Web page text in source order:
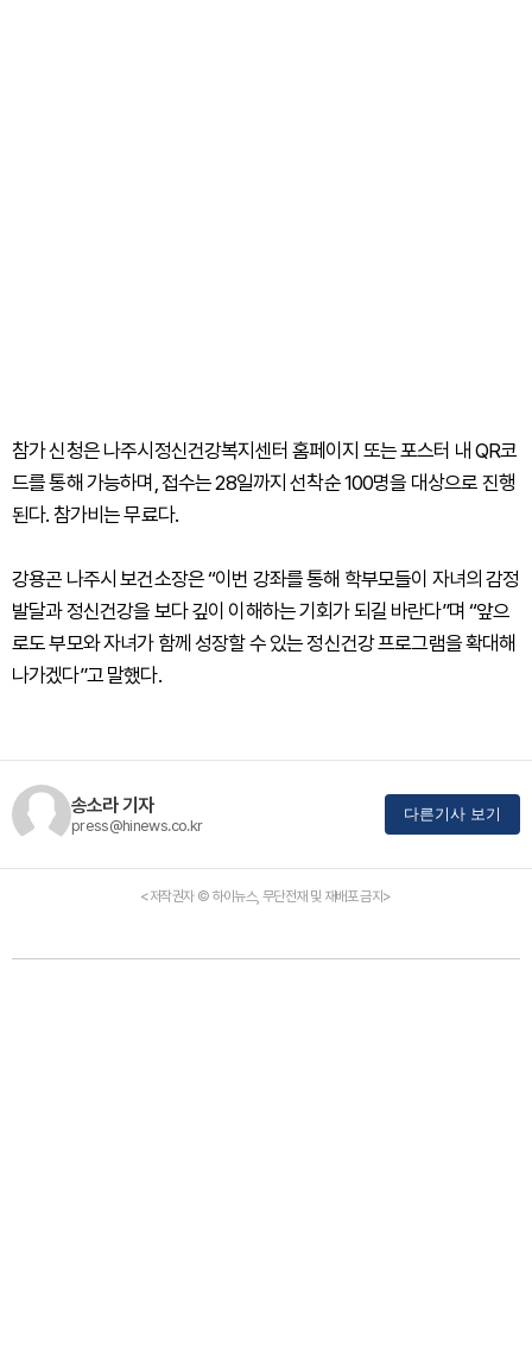
참가 신청은 나주시정신건강복지센터 홈페이지 또는 포스터 내 QR코
드를 통해 가능하며, 접수는 28일까지 선착순 100명을 대상으로 진행
된다. 참가비는 무료다.
강용곤 나주시 보건소장은 “이번 강좌를 통해 학부모들이 자녀의 감정
발달과 정신건강을 보다 깊이 이해하는 기회가 되길 바란다”며 “앞으
로도 부모와 자녀가 함께 성장할 수 있는 정신건강 프로그램을 확대해
나가겠다”고 말했다.
송소라 기자
press@hinews.co.kr
다른기사 보기
<저작권자 © 하이뉴스, 무단전재 및 재배포 금지>